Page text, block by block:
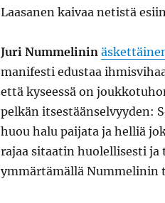
Laasanen kaivaa netistä
Juri Nummelinin
manifesti edustaa
että kyseessä on
pelkän itsestäänselvyyden:
huou halu paijata ja helliä
rajaa sitaatin huolellisesti
ymmärtämällä Nummelinin